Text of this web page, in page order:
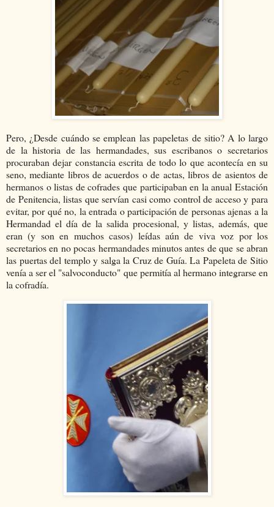
Pero, ¿Desde cuándo se emplean las papeletas de sitio? A lo largo
de la historia de las hermandades, sus escribanos o secretarios
procuraban dejar constancia escrita de todo lo que acontecía en su
seno, mediante libros de acuerdos o de actas, libros de asientos de
hermanos o listas de cofrades que participaban en la anual Estación
de Penitencia, listas que servían casi como control de acceso y para
evitar, por qué no, la entrada o participación de personas ajenas a la
Hermandad el día de la salida procesional, y listas, además, que
eran (y son en muchos casos) leídas aún de viva voz por los
secretarios en no pocas hermandades minutos antes de que se abran
las puertas del templo y salga la Cruz de Guía. La Papeleta de Sitio
venía a ser el "salvoconducto" que permitía al hermano integrarse en
la cofradía.